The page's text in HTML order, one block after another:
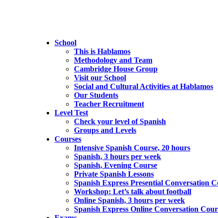
School
This is Hablamos
Methodology and Team
Cambridge House Group
Visit our School
Social and Cultural Activities at Hablamos
Our Students
Teacher Recruitment
Level Test
Check your level of Spanish
Groups and Levels
Courses
Intensive Spanish Course, 20 hours
Spanish, 3 hours per week
Spanish, Evening Course
Private Spanish Lessons
Spanish Express Presential Conversation
Workshop: Let’s talk about football
Online Spanish, 3 hours per week
Spanish Express Online Conversation